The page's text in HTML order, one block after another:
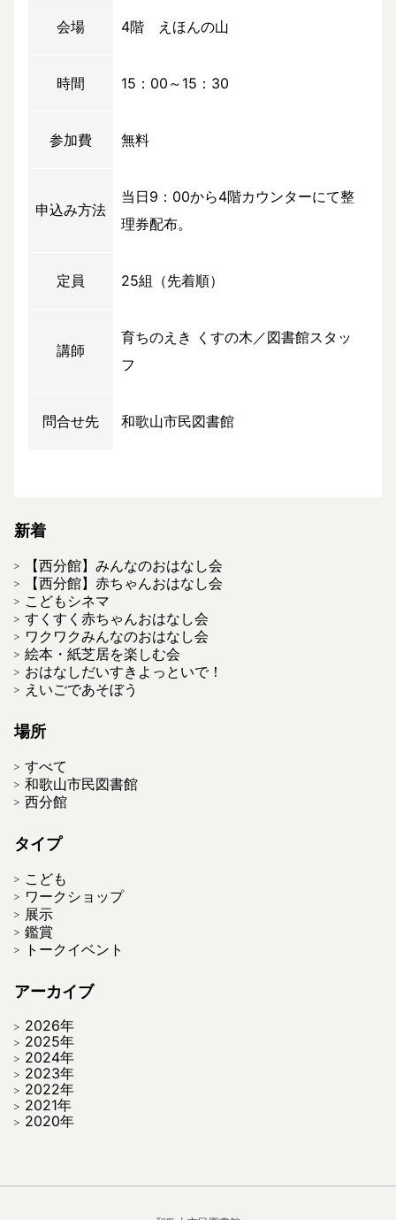
会場 4階 えほんの山
時間 15：00～15：30
参加費 無料
申込み方法
当日9：00から4階カウンターにて整
理券配布。
定員 25組（先着順）
講師
育ちのえき くすの木／図書館スタッ
フ
問合せ先 和歌山市民図書館
新着
【西分館】みんなのおはなし会
【西分館】赤ちゃんおはなし会
こどもシネマ
すくすく赤ちゃんおはなし会
ワクワクみんなのおはなし会
絵本・紙芝居を楽しむ会
おはなしだいすきよっといで！
えいごであそぼう
場所
すべて
和歌山市民図書館
西分館
タイプ
こども
ワークショップ
展示
鑑賞
トークイベント
アーカイブ
2026年
2025年
2024年
2023年
2022年
2021年
2020年